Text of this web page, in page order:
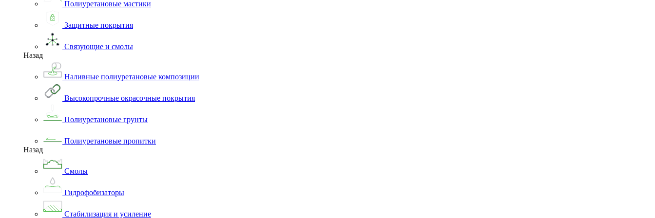
Полиуретановые мастики
Защитные покрытия
Связующие и смолы
Назад
Наливные полиуретановые композиции
Высокопрочные окрасочные покрытия
Полиуретановые грунты
Полиуретановые пропитки
Назад
Смолы
Гидрофобизаторы
Стабилизация и усиление